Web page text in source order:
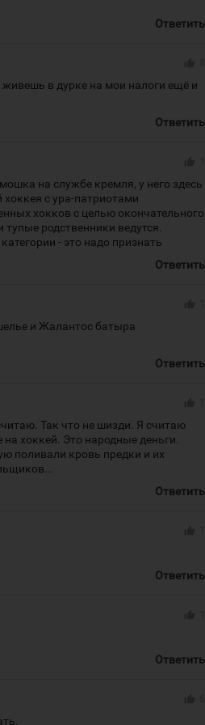
Ответить
живешь в дурке на мои налоги ещё и
Ответить
на службе кремля, у него здесь
хоккея с ура-патриотами
хокков с целью окончательного
тупые родственники ведутся.
- это надо признать
Ответить
и Жалантос батыра
Ответить
Так что не шизди. Я считаю
хоккей. Это народные деньги.
поливали кровь предки и их
Ответить
Ответить
Ответить